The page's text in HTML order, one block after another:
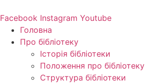
до
вмісту
Facebook Instagram Youtube
Головна
Про бібліотеку
Історія бібліотеки
Положення про бібліотеку
Структура бібліотеки